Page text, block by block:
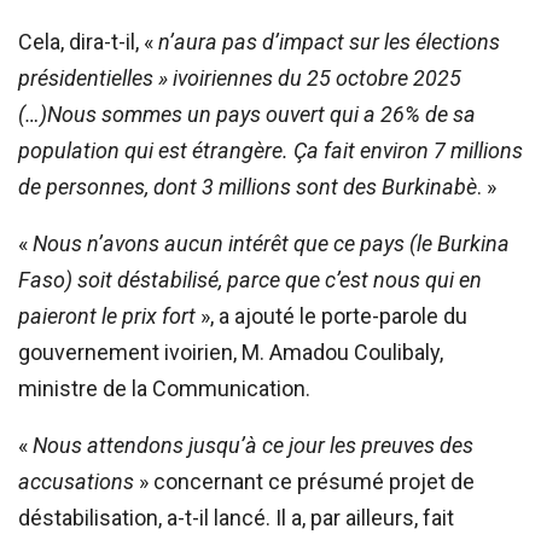
Cela, dira-t-il, «n’aura pas d’impact sur les élections
présidentielles » ivoiriennes du 25 octobre 2025
(…)Nous sommes un pays ouvert qui a 26% de sa
population qui est étrangère. Ça fait environ 7 millions
de personnes, dont 3 millions sont des Burkinabè. »
«Nous n’avons aucun intérêt que ce pays (le Burkina
Faso) soit déstabilisé, parce que c’est nous qui en
paieront le prix fort », a ajouté le porte-parole du
gouvernement ivoirien, M. Amadou Coulibaly,
ministre de la Communication.
«Nous attendons jusqu’à ce jour les preuves des
accusations » concernant ce présumé projet de
déstabilisation, a-t-il lancé. Il a, par ailleurs, fait